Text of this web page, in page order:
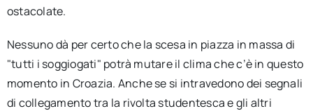
ostacolate.
Nessuno dà per certo che la scesa in piazza in massa di
"tutti i soggiogati" potrà mutare il clima che c’è in questo
momento in Croazia. Anche se si intravedono dei segnali
di collegamento tra la rivolta studentesca e gli altri